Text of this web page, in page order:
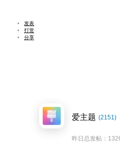
发表
打赏
分享
爱主题 (2151)
昨日总发帖：